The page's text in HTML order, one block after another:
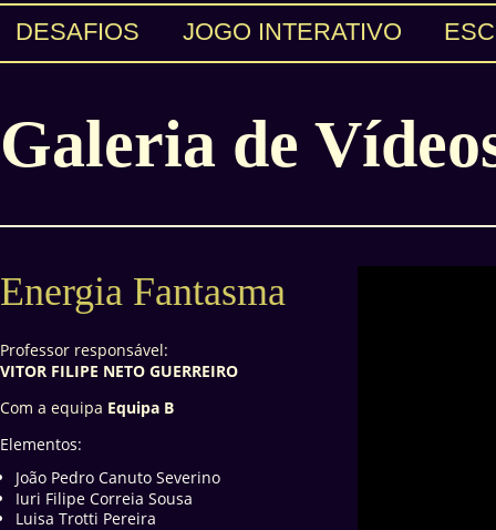
DESAFIOS JOGO INTERATIVO
Galeria de
Energia Fantasma
Professor responsável:
VITOR FILIPE NETO GUERREIRO
Com a equipa Equipa B
Elementos:
João Pedro Canuto Severino
Iuri Filipe Correia Sousa
Luisa Trotti Pereira